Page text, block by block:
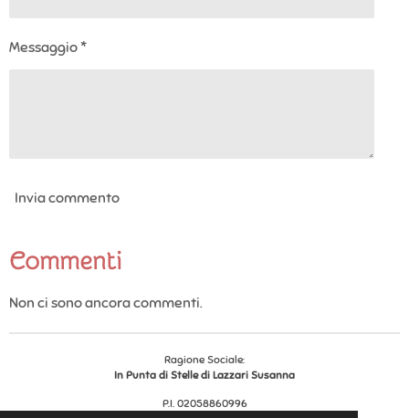
Messaggio *
Invia commento
Commenti
Non ci sono ancora commenti.
Ragione Sociale:
In Punta di Stelle di Lazzari Susanna
P.I. 02058860996